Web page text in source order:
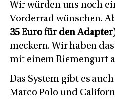
Wir würden uns noch
Vorderrad wünschen.
35 Euro für den
meckern. Wir haben
mit einem Riemengurt
Das System gibt es
Marco Polo und